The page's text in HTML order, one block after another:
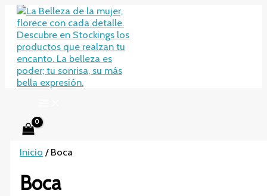
contenido
Inicio / Boca
Boca